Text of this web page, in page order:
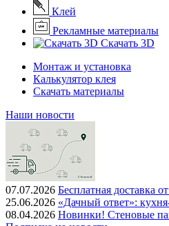
Клей
Рекламные материалы
Скачать 3D
Монтаж и установка
Калькулятор клея
Скачать материалы
Наши новости
07.07.2026 Бесплатная доставка
25.06.2026 «Дачный ответ»:
08.04.2026 Новинки! Стеновые